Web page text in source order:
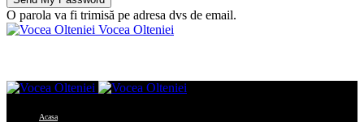
O parola va fi trimisă pe adresa dvs de email.
Vocea Olteniei
Acasa